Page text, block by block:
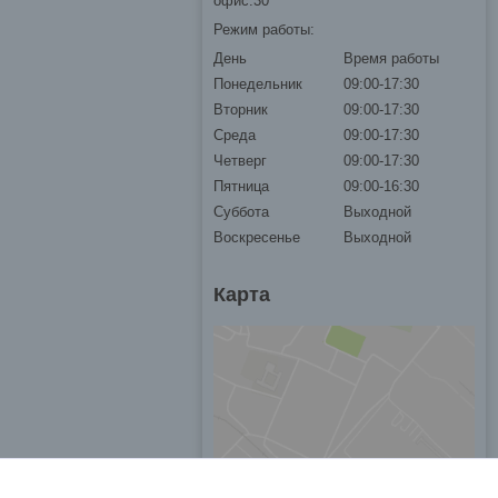
Режим работы:
День
Время работы
Понедельник
09:00-17:30
Вторник
09:00-17:30
Среда
09:00-17:30
Четверг
09:00-17:30
Пятница
09:00-16:30
Суббота
Выходной
Воскресенье
Выходной
Карта